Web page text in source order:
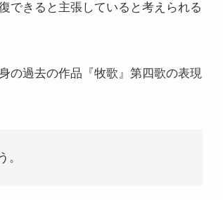
できると主張していると考えられる
の過去の作品『牧歌』第四歌の表現
。